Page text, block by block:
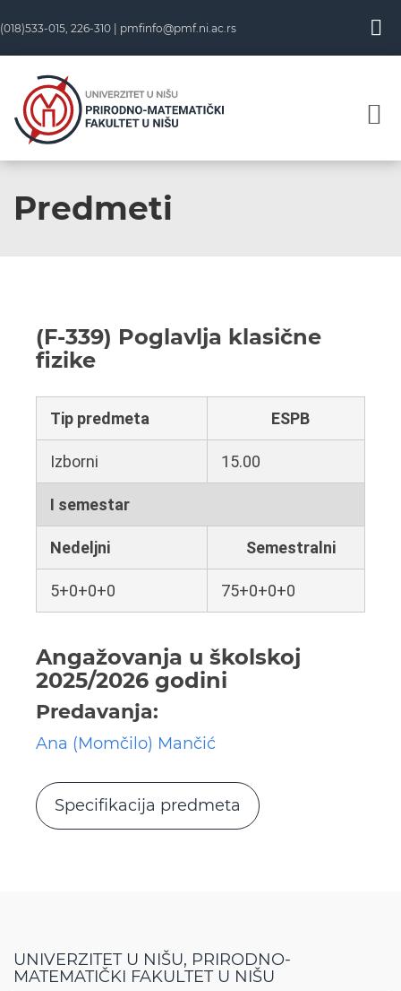
(018)533-015, 226-310 | pmfinfo@pmf.ni.ac.rs
Predmeti
(F-339) Poglavlja klasične
fizike
Tip predmeta ESPB
Izborni 15.00
I semestar
Nedeljni Semestralni
5+0+0+0 75+0+0+0
Angažovanja u školskoj
2025/2026 godini
Predavanja:
Ana (Momčilo) Mančić
Specifikacija predmeta
UNIVERZITET U NIŠU, PRIRODNO-
MATEMATIČKI FAKULTET U NIŠU